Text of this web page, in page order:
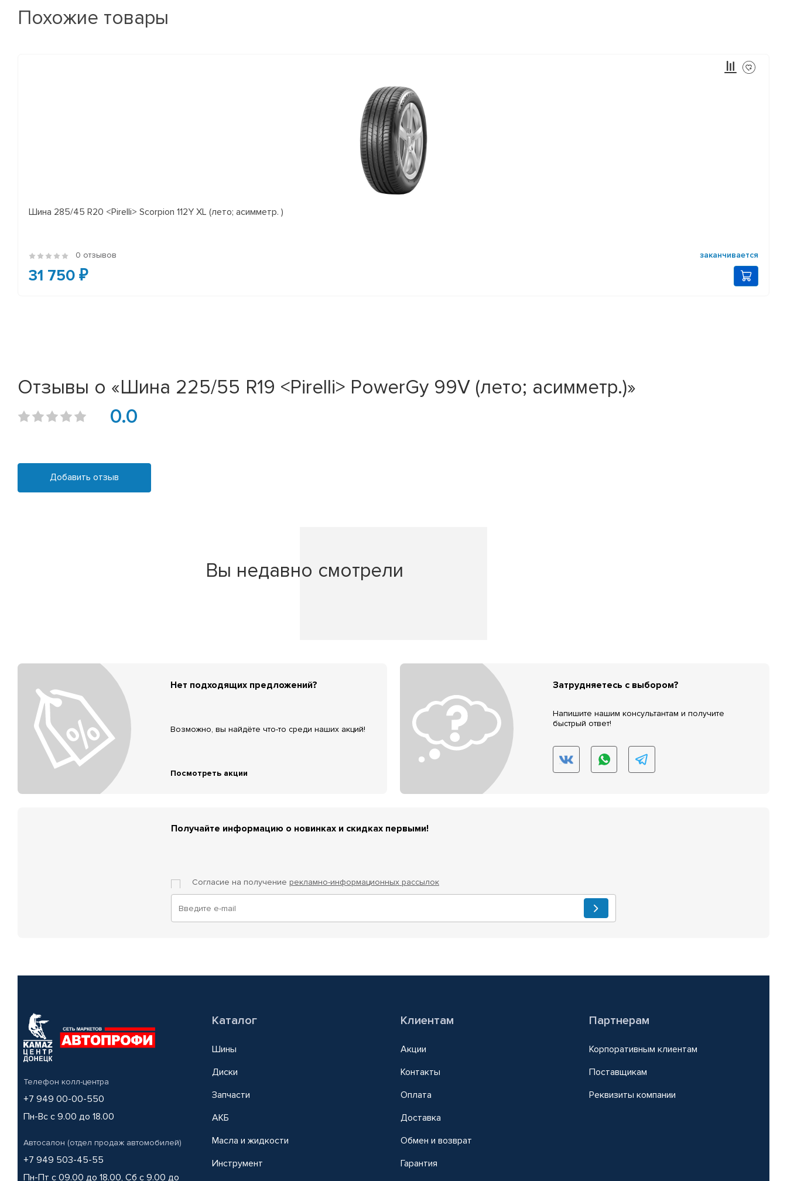
Похожие товары
Шина 285/45 R20 <Pirelli> Scorpion 112Y XL (лето; асимметр. )
0 отзывов заканчивается
31 750 ₽
Отзывы о «Шина 225/55 R19 <Pirelli> PowerGy 99V (лето; асимметр.)»
0.0
Добавить отзыв
Вы недавно смотрели
Нет подходящих предложений?
Возможно, вы найдёте что-то среди наших акций!
Посмотреть акции
Затрудняетесь с выбором?
Напишите нашим консультантам и получите
быстрый ответ!
Получайте информацию о новинках и скидках первыми!
Согласие на получение рекламно-информационных рассылок
Телефон колл-центра
+7 949 00-00-550
Пн-Вс с 9.00 до 18.00
Автосалон (отдел продаж автомобилей)
+7 949 503-45-55
Пн-Пт с 09.00 до 18.00, Сб с 9.00 до
Каталог
Шины
Диски
Запчасти
АКБ
Масла и жидкости
Инструмент
Клиентам
Акции
Контакты
Оплата
Доставка
Обмен и возврат
Гарантия
Партнерам
Корпоративным клиентам
Поставщикам
Реквизиты компании